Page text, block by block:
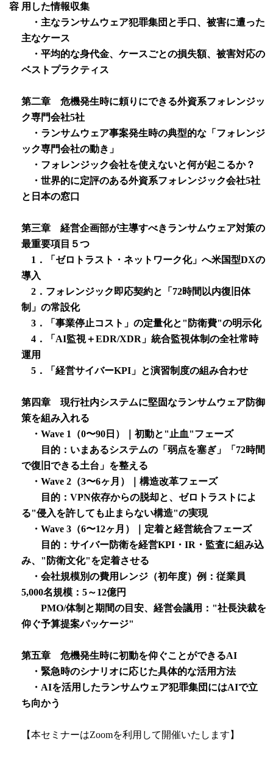
容 用した情報収集
・主なランサムウェア犯罪集団と手口、被害に遭った
主なケース
・平均的な身代金、ケースごとの損失額、被害対応の
ベストプラクティス
第二章 危機発生時に頼りにできる外資系フォレンジッ
ク専門会社5社
・ランサムウェア事案発生時の典型的な「フォレンジ
ック専門会社の動き」
・フォレンジック会社を使えないと何が起こるか？
・世界的に定評のある外資系フォレンジック会社5社
と日本の窓口
第三章 経営企画部が主導すべきランサムウェア対策の
最重要項目５つ
1．「ゼロトラスト・ネットワーク化」へ米国型DXの
導入
2．フォレンジック即応契約と「72時間以内復旧体
制」の常設化
3．「事業停止コスト」の定量化と"防衛費"の明示化
4．「AI監視＋EDR/XDR」統合監視体制の全社常時
運用
5．「経営サイバーKPI」と演習制度の組み合わせ
第四章 現行社内システムに堅固なランサムウェア防御
策を組み入れる
・Wave 1（0〜90日）｜初動と"止血"フェーズ
目的：いまあるシステムの「弱点を塞ぎ」「72時間
で復旧できる土台」を整える
・Wave 2（3〜6ヶ月）｜構造改革フェーズ
目的：VPN依存からの脱却と、ゼロトラストによ
る"侵入を許しても止まらない構造"の実現
・Wave 3（6〜12ヶ月）｜定着と経営統合フェーズ
目的：サイバー防衛を経営KPI・IR・監査に組み込
み、"防衛文化"を定着させる
・会社規模別の費用レンジ（初年度）例：従業員
5,000名規模：5～12億円
PMO/体制と期間の目安、経営会議用："社長決裁を
仰ぐ予算提案パッケージ"
第五章 危機発生時に初動を仰ぐことができるAI
・緊急時のシナリオに応じた具体的な活用方法
・AIを活用したランサムウェア犯罪集団にはAIで立
ち向かう
【本セミナーはZoomを利用して開催いたします】